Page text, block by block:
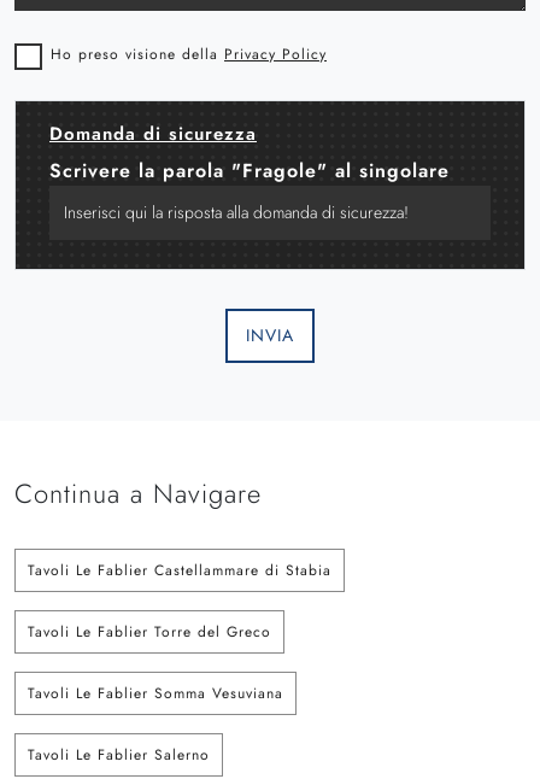
Ho preso visione della Privacy Policy
Domanda di sicurezza
Scrivere la parola "Fragole" al singolare
INVIA
Continua a Navigare
Tavoli Le Fablier Castellammare di Stabia
Tavoli Le Fablier Torre del Greco
Tavoli Le Fablier Somma Vesuviana
Tavoli Le Fablier Salerno